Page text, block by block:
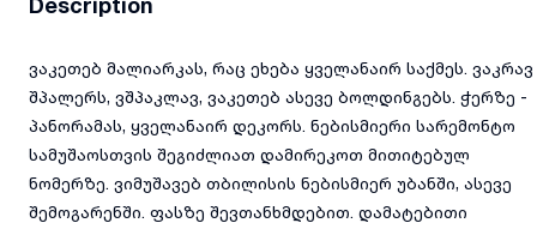
ვაკეთებ მალიარკას, რაც ეხება ყველანაირ საქმეს. ვაკრავ
შპალერს, ვშპაკლავ, ვაკეთებ ასევე ბოლდინგებს. ჭერზე -
პანორამას, ყველანაირ დეკორს. ნებისმიერი სარემონტო
სამუშაოსთვის შეგიძლიათ დამირეკოთ მითიტებულ
ნომერზე. ვიმუშავებ თბილისის ნებისმიერ უბანში, ასევე
შემოგარენში. ფასზე შევთანხმდებით. დამატებითი